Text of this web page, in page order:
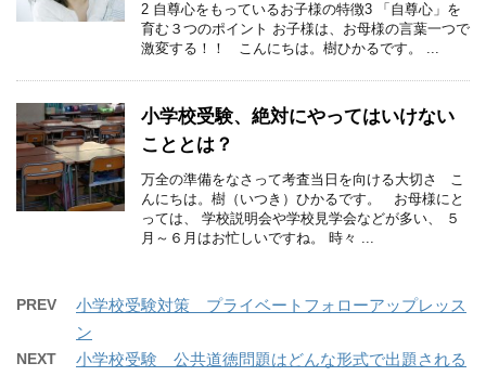
2 自尊心をもっているお子様の特徴3 「自尊心」を
育む３つのポイント お子様は、お母様の言葉一つで
激変する！！ こんにちは。樹ひかるです。 ...
小学校受験、絶対にやってはいけない
こととは？
万全の準備をなさって考査当日を向ける大切さ こ
んにちは。樹（いつき）ひかるです。 お母様にと
っては、 学校説明会や学校見学会などが多い、 ５
月～６月はお忙しいですね。 時々 ...
PREV
小学校受験対策 プライベートフォローアップレッス
ン
NEXT
小学校受験 公共道徳問題はどんな形式で出題される